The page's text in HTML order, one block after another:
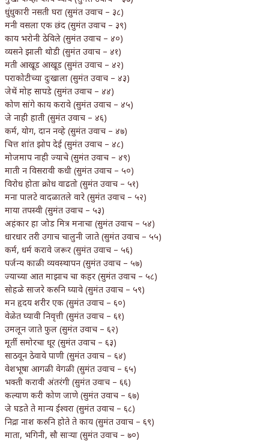
धुंधुकारी नसती घरा (सुमंत उवाच – ३८)
मनी वसला एक छंद (सुमंत उवाच – ३९)
काय भरोनी ठेविले (सुमंत उवाच – ४०)
व्यसने झाली थोडी (सुमंत उवाच – ४१)
मती आखूड आखूड (सुमंत उवाच – ४२)
पराकोटीच्या दुःखाला (सुमंत उवाच – ४३)
जेथें मोह सापडे (सुमंत उवाच – ४४)
कोण सांगे काय करावे (सुमंत उवाच – ४५)
जे नाही हाती (सुमंत उवाच – ४६)
कर्म, योग, दान नव्हे (सुमंत उवाच – ४७)
चित्त शांत झोप देई (सुमंत उवाच – ४८)
मोजमाप नाही ज्याचे (सुमंत उवाच – ४९)
माती न विसरावी कधी (सुमंत उवाच – ५०)
विरोध होता क्रोध वाढतो (सुमंत उवाच – ५१)
मना पालटे वादळातले वारे (सुमंत उवाच – ५२)
माया तपस्वी (सुमंत उवाच – ५३)
अहंकार हा जोड मित्र मनाचा (सुमंत उवाच – ५४)
धारधार तरी उगाच चालुनी जाते (सुमंत उवाच – ५५)
कर्म, धर्म करावे जरूर (सुमंत उवाच – ५६)
पर्जन्य काळी व्यवस्थापन (सुमंत उवाच – ५७)
ज्याच्या आत माझाच चा कहर (सुमंत उवाच – ५८)
सोहळे साजरे करुनि घ्यावे (सुमंत उवाच – ५९)
मन हृदय शरीर एक (सुमंत उवाच – ६०)
वेळेत घ्यावी निवृत्ती (सुमंत उवाच – ६१)
उमलून जाते फुल (सुमंत उवाच – ६२)
मूर्ती समोरचा धूर (सुमंत उवाच – ६३)
साठवून ठेवावे पाणी (सुमंत उवाच – ६४)
वेशभूषा आगळी वेगळी (सुमंत उवाच – ६५)
भक्ती करावी अंतरंगी (सुमंत उवाच – ६६)
कल्याण करी कोण जाणे (सुमंत उवाच – ६७)
जे घडते ते मान्य ईश्वरा (सुमंत उवाच – ६८)
निद्रा नाश करुनि होते ते काय (सुमंत उवाच – ६९)
माता, भगिनी, सौ साऱ्या (सुमंत उवाच – ७०)